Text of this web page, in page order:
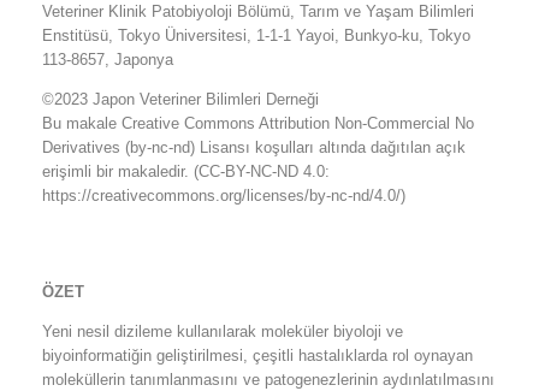
Veteriner Klinik Patobiyoloji Bölümü, Tarım ve Yaşam Bilimleri
Enstitüsü, Tokyo Üniversitesi, 1-1-1 Yayoi, Bunkyo-ku, Tokyo
113-8657, Japonya
©2023 Japon Veteriner Bilimleri Derneği
Bu makale Creative Commons Attribution Non-Commercial No
Derivatives (by-nc-nd) Lisansı koşulları altında dağıtılan açık
erişimli bir makaledir. (CC-BY-NC-ND 4.0:
https://creativecommons.org/licenses/by-nc-nd/4.0/)
ÖZET
Yeni nesil dizileme kullanılarak moleküler biyoloji ve
biyoinformatiğin geliştirilmesi, çeşitli hastalıklarda rol oynayan
moleküllerin tanımlanmasını ve patogenezlerinin aydınlatılmasını